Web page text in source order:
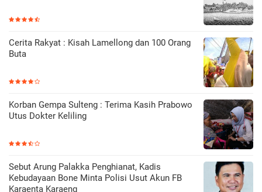
Cerita Rakyat : Kisah Lamellong dan 100 Orang
Buta
Korban Gempa Sulteng : Terima Kasih Prabowo
Utus Dokter Keliling
Sebut Arung Palakka Penghianat, Kadis
Kebudayaan Bone Minta Polisi Usut Akun FB
Karaenta Karaeng